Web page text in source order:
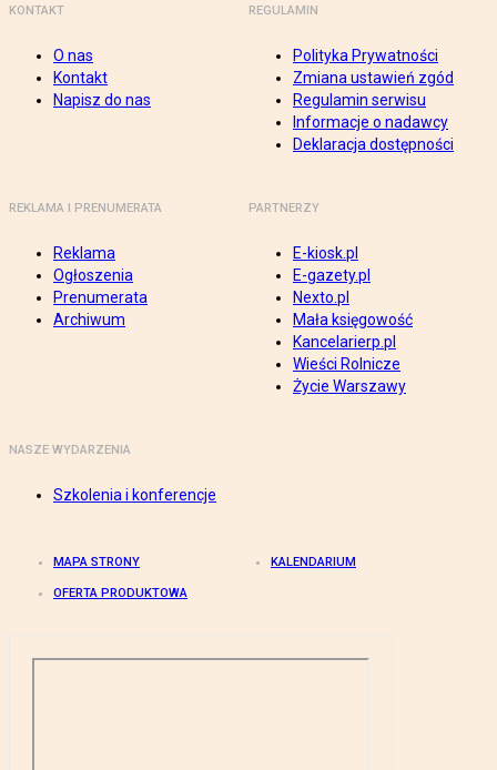
KONTAKT
O nas
Kontakt
Napisz do nas
REGULAMIN
Polityka Prywatności
Zmiana ustawień zgód
Regulamin serwisu
Informacje o nadawcy
Deklaracja dostępności
REKLAMA I PRENUMERATA
Reklama
Ogłoszenia
Prenumerata
Archiwum
PARTNERZY
E-kiosk.pl
E-gazety.pl
Nexto.pl
Mała księgowość
Kancelarierp.pl
Wieści Rolnicze
Życie Warszawy
NASZE WYDARZENIA
Szkolenia i konferencje
MAPA STRONY KALENDARIUM
OFERTA PRODUKTOWA